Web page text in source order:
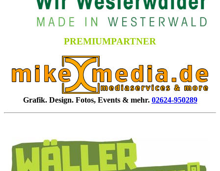
PREMIUMPARTNER
Grafik. Design. Fotos, Events & mehr. 02624-950289